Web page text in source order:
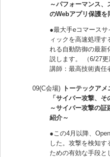
～パフォーマンス
のWebアプリ保護を
●最大手eコマース
ィックを高速処理
れる自動防御の最新
説します。 （6/27更
講師：最高技術責
09(C会場)
トーテックア
「サイバー攻撃、
～サイバー攻撃の
紹介～
●この4月以降、
した。攻撃を検知
ための有効な手段と